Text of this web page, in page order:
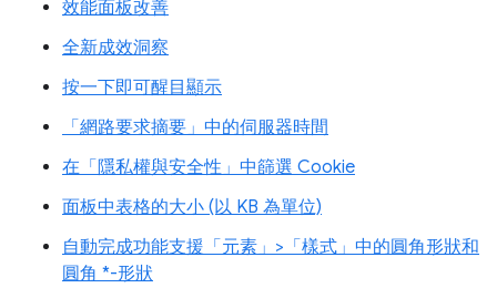
效能面板改善
全新成效洞察
按一下即可醒目顯示
「網路要求摘要」中的伺服器時間
在「隱私權與安全性」中篩選 Cookie
面板中表格的大小 (以 KB 為單位)
自動完成功能支援「元素」>「樣式」中的圓角形狀和
圓角 *-形狀